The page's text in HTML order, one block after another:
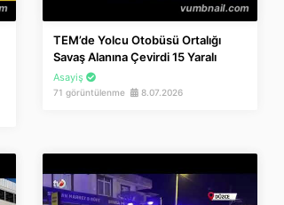
TEM’de Yolcu Otobüsü Ortalığı
Savaş Alanına Çevirdi 15 Yaralı
Asayiş
71 görüntülenme 8.07.2026